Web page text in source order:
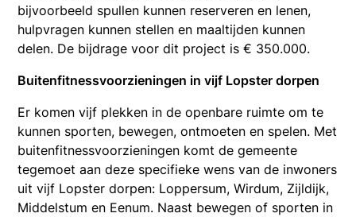
bijvoorbeeld spullen kunnen reserveren en lenen,
hulpvragen kunnen stellen en maaltijden kunnen
delen. De bijdrage voor dit project is € 350.000.
Buitenfitnessvoorzieningen in vijf Lopster dorpen
Er komen vijf plekken in de openbare ruimte om te
kunnen sporten, bewegen, ontmoeten en spelen. Met
buitenfitnessvoorzieningen komt de gemeente
tegemoet aan deze specifieke wens van de inwoners
uit vijf Lopster dorpen: Loppersum, Wirdum, Zijldijk,
Middelstum en Eenum. Naast bewegen of sporten in